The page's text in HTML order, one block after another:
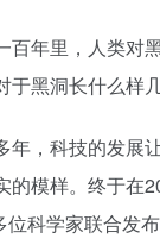
年里，人类对
黑洞长什么样
，科技的发展
的模样。终于在
科学家联合发